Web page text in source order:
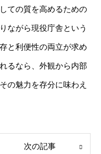
ての質を高めるための
ながら現役庁舎という
と利便性の両立が求め
るなら、外観から内部
の魅力を存分に味わえ
次の記事